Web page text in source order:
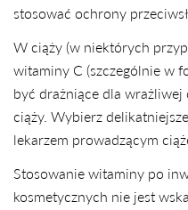
stosować ochrony
W ciąży (w niektórych
witaminy C (szczególnie w
być drażniące dla
ciąży. Wybierz
lekarzem prowadzącym
Stosowanie witaminy po
kosmetycznych nie jest